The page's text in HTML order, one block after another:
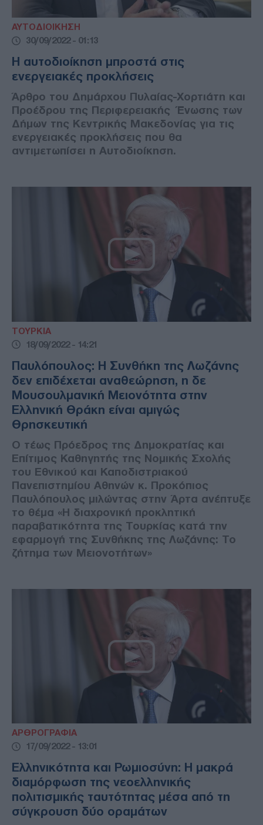
ΑΥΤΟΔΙΟΙΚΗΣΗ
30/09/2022 - 01:13
H αυτοδιοίκηση μπροστά στις
ενεργειακές προκλήσεις
Άρθρο του Δημάρχου Πυλαίας-Χορτιάτη και
Προέδρου της Περιφερειακής Ένωσης των
Δήμων της Κεντρικής Μακεδονίας για τις
ενεργειακές προκλήσεις που θα
αντιμετωπίσει η Αυτοδιοίκηση.
ΤΟΥΡΚΙΑ
18/09/2022 - 14:21
Παυλόπουλος: Η Συνθήκη της Λωζάνης
δεν επιδέχεται αναθεώρηση, η δε
Μουσουλμανική Μειονότητα στην
Ελληνική Θράκη είναι αμιγώς
Θρησκευτική
Ο τέως Πρόεδρος της Δημοκρατίας και
Επίτιμος Καθηγητής της Νομικής Σχολής
του Εθνικού και Καποδιστριακού
Πανεπιστημίου Αθηνών κ. Προκόπιος
Παυλόπουλος μιλώντας στην Άρτα ανέπτυξε
το θέμα «Η διαχρονική προκλητική
παραβατικότητα της Τουρκίας κατά την
εφαρμογή της Συνθήκης της Λωζάνης: Το
ζήτημα των Μειονοτήτων»
ΑΡΘΡΟΓΡΑΦΙΑ
17/09/2022 - 13:01
Ελληνικότητα και Ρωμιοσύνη: Η μακρά
διαμόρφωση της νεοελληνικής
πολιτισμικής ταυτότητας μέσα από τη
σύγκρουση δύο οραμάτων